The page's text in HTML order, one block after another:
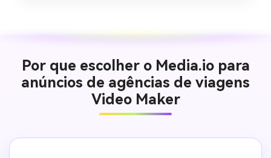
Por que escolher o Media.io para
anúncios de agências de viagens
Video Maker